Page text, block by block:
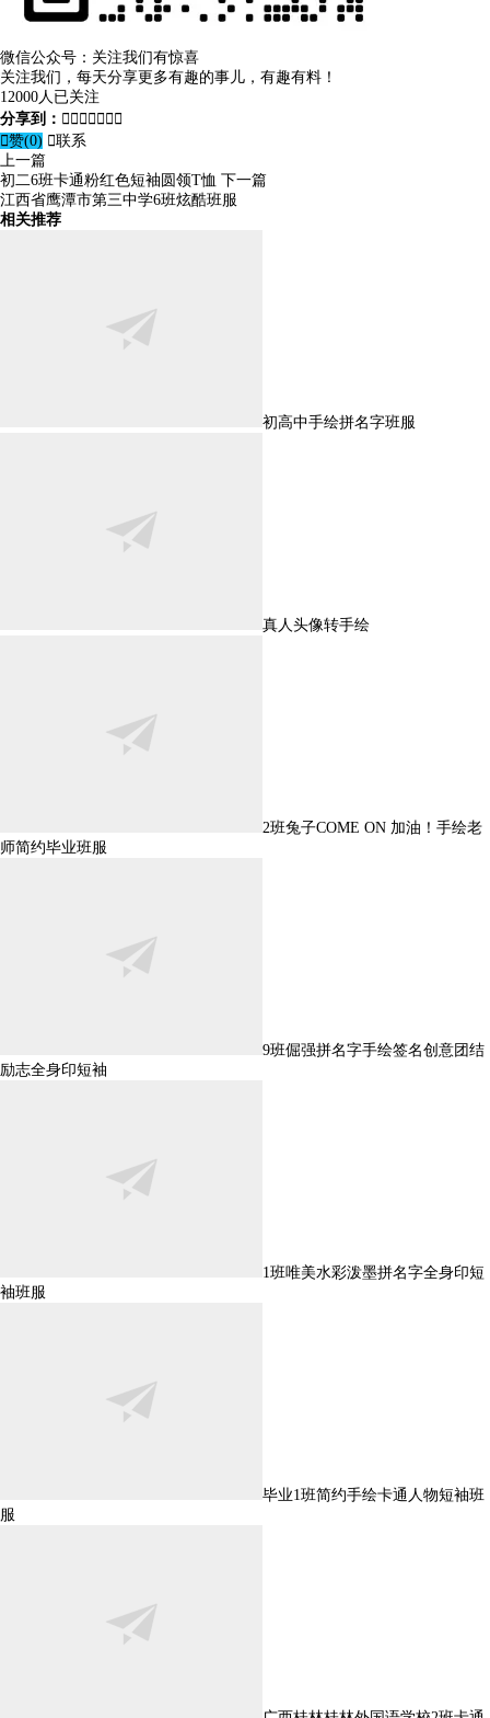
微信公众号：关注我们有惊喜
关注我们，每天分享更多有趣的事儿，有趣有料！
12000人已关注
分享到：       
赞(0) 联系
上一篇
初二6班卡通粉红色短袖圆领T恤 下一篇
江西省鹰潭市第三中学6班炫酷班服
相关推荐
初高中手绘拼名字班服
真人头像转手绘
2班兔子COME ON 加油！手绘老
师简约毕业班服
9班倔强拼名字手绘签名创意团结
励志全身印短袖
1班唯美水彩泼墨拼名字全身印短
袖班服
毕业1班简约手绘卡通人物短袖班
服